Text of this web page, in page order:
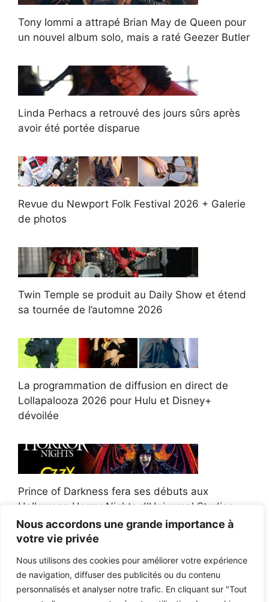
Nous accordons une grande importance à
votre vie privée
Nous utilisons des cookies pour améliorer votre expérience
de navigation, diffuser des publicités ou du contenu
personnalisés et analyser notre trafic. En cliquant sur "Tout
Tony Iommi a attrapé Brian May de Queen pour
un nouvel album solo, mais a raté Geezer Butler
Linda Perhacs a retrouvé des jours sûrs après
avoir été portée disparue
Revue du Newport Folk Festival 2026 + Galerie
de photos
Twin Temple se produit au Daily Show et étend
sa tournée de l’automne 2026
La programmation de diffusion en direct de
Lollapalooza 2026 pour Hulu et Disney+
dévoilée
Prince of Darkness fera ses débuts aux
Halloween Horror Nights d'Universal Studios
Afroman poursuit un policier de l'Ohio après la
victoire du jury en diffamation